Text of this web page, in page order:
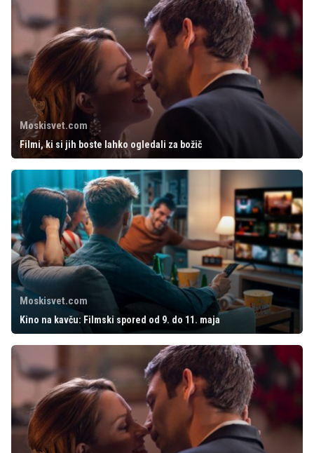
Moskisvet.com
Filmi, ki si jih boste lahko ogledali za božič
Moskisvet.com
Kino na kavču: Filmski spored od 9. do 11. maja